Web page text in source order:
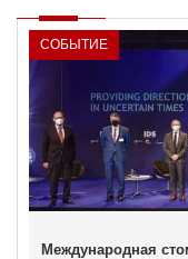
СОБЫТИЕ
Международная